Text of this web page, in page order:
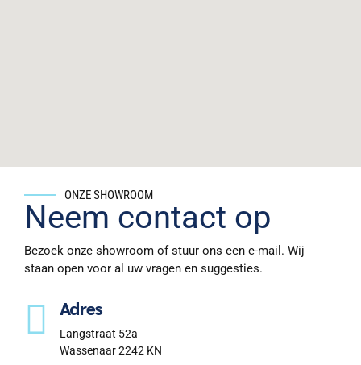
ONZE SHOWROOM
Neem contact op
Bezoek onze showroom of stuur ons een e-mail. Wij
staan open voor al uw vragen en suggesties.
Adres
Langstraat 52a
Wassenaar 2242 KN